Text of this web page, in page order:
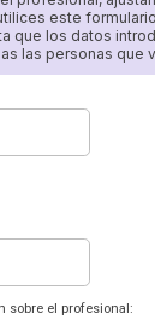
este
que los datos
las personas que
sobre el profesional: